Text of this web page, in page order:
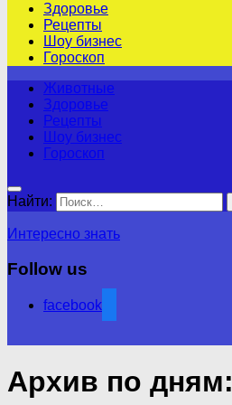
Здоровье
Рецепты
Шоу бизнес
Гороскоп
Животные
Здоровье
Рецепты
Шоу бизнес
Гороскоп
Найти:
Интересно знать
Follow us
facebook
Архив по дням: